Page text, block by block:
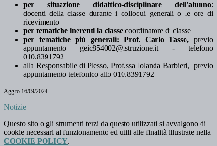
per situazione didattico-disciplinare dell'alunno:
docenti della classe durante i colloqui generali o le ore di
ricevimento
per tematiche inerenti la classe:coordinatore di classe
per tematiche più generali: Prof. Carlo Tasso, previo
appuntamento
geic854002@istruzione.it - telefono
010.8391792
alla Responsabile di Plesso, Prof.ssa Iolanda Barbieri, previo
appuntamento telefonico allo 010.8391792.
Agg.to 16/09/2024
Notizie
Questo sito o gli strumenti terzi da questo utilizzati si avvalgono di
cookie necessari al funzionamento ed utili alle finalità illustrate nella
COOKIE POLICY.